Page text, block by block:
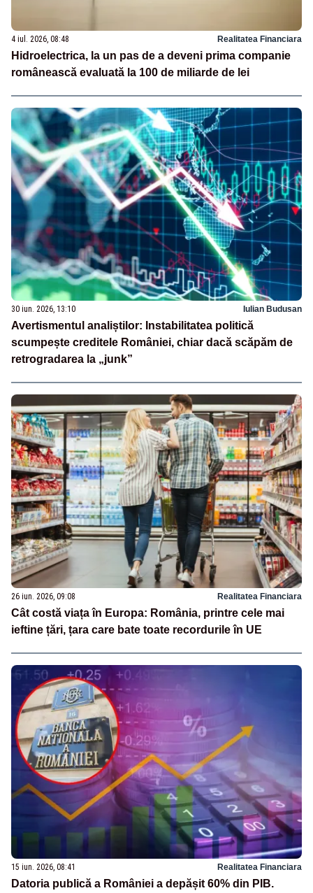
4 iul. 2026, 08:48 Realitatea Financiara
Hidroelectrica, la un pas de a deveni prima companie
românească evaluată la 100 de miliarde de lei
30 iun. 2026, 13:10 Iulian Budusan
Avertismentul analiștilor: Instabilitatea politică
scumpește creditele României, chiar dacă scăpăm de
retrogradarea la „junk”
26 iun. 2026, 09:08 Realitatea Financiara
Cât costă viața în Europa: România, printre cele mai
ieftine țări, țara care bate toate recordurile în UE
15 iun. 2026, 08:41 Realitatea Financiara
Datoria publică a României a depășit 60% din PIB.